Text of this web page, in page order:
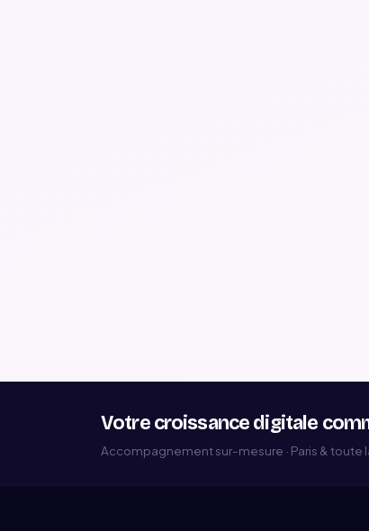
Votre croissance digitale
Accompagnement sur-mesure · Paris & toute